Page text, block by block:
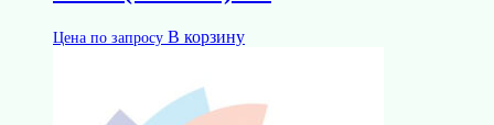
Цена по запросу В корзину